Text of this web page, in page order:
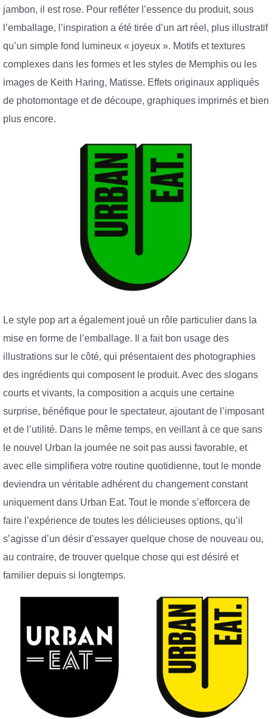
jambon, il est rose. Pour refléter l’essence du produit, sous
l’emballage, l’inspiration a été tirée d’un art réel, plus illustratif
qu’un simple fond lumineux « joyeux ». Motifs et textures
complexes dans les formes et les styles de Memphis ou les
images de Keith Haring, Matisse. Effets originaux appliqués
de photomontage et de découpe, graphiques imprimés et bien
plus encore.
Le style pop art a également joué un rôle particulier dans la
mise en forme de l’emballage. Il a fait bon usage des
illustrations sur le côté, qui présentaient des photographies
des ingrédients qui composent le produit. Avec des slogans
courts et vivants, la composition a acquis une certaine
surprise, bénéfique pour le spectateur, ajoutant de l’imposant
et de l’utilité. Dans le même temps, en veillant à ce que sans
le nouvel Urban la journée ne soit pas aussi favorable, et
avec elle simplifiera votre routine quotidienne, tout le monde
deviendra un véritable adhérent du changement constant
uniquement dans Urban Eat. Tout le monde s’efforcera de
faire l’expérience de toutes les délicieuses options, qu’il
s’agisse d’un désir d’essayer quelque chose de nouveau ou,
au contraire, de trouver quelque chose qui est désiré et
familier depuis si longtemps.